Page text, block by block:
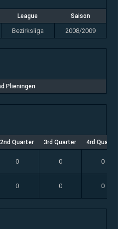
League Saison
Bezirksliga 2008/2009
Plieningen
2nd Quarter 3rd Quarter 4rd
0 0 0
0 0 0